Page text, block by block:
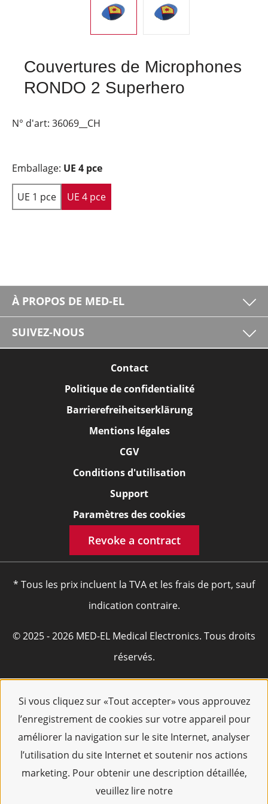
Si vous cliquez sur «Tout accepter» vous approuvez
l’enregistrement de cookies sur votre appareil pour
améliorer la navigation sur le site Internet, analyser
l’utilisation du site Internet et soutenir nos actions
marketing. Pour obtenir une description détaillée,
veuillez lire notre
Couvertures de Microphones
RONDO 2 Superhero
N° d'art: 36069__CH
Emballage: UE 4 pce
UE 1 pce UE 4 pce
À PROPOS DE MED-EL
SUIVEZ-NOUS
Contact
Politique de confidentialité
Barrierefreiheitserklärung
Mentions légales
CGV
Conditions d'utilisation
Support
Paramètres des cookies
Revoke a contract
* Tous les prix incluent la TVA et les frais de port, sauf
indication contraire.
© 2025 - 2026 MED-EL Medical Electronics. Tous droits
réservés.